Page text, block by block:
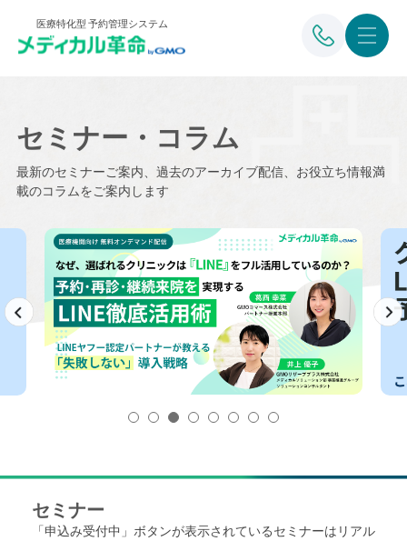
医療特化型 予約管理システム
セミナー・コラム
最新のセミナーご案内、過去のアーカイブ配信、お役立ち情報満
載のコラムをご案内します
セミナー
「申込み受付中」ボタンが表示されているセミナーはリアル